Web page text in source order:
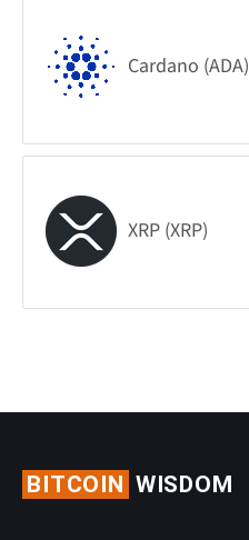
Cardano (ADA)
XRP (XRP)
BITCOIN WISDOM